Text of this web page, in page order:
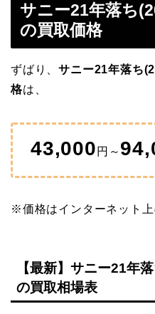
サニー21年落ち
の買取価格
ずばり、サニー21年落ち
格は、
43,000 円～
※価格はインターネット
【最新】サニー21年
の買取相場表